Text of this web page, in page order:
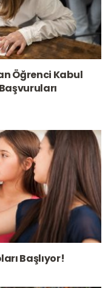
Öğrenci Kabul
Başlıyor!